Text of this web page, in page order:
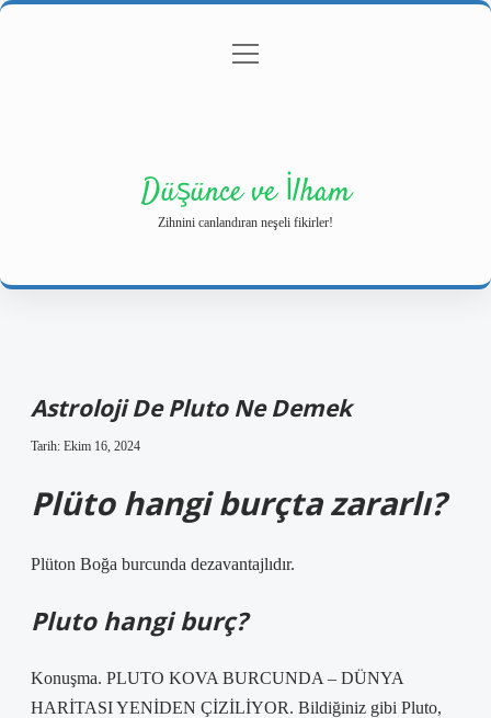
Gizlilik Politikası
menüyü
Düşünce ve İlham
Zihnini canlandıran neşeli fikirler!
Astroloji De Pluto Ne Demek
Tarih: Ekim 16, 2024
Plüto hangi burçta zararlı?
Plüton Boğa burcunda dezavantajlıdır.
Pluto hangi burç?
Konuşma. PLUTO KOVA BURCUNDA – DÜNYA
HARİTASI YENİDEN ÇİZİLİYOR. Bildiğiniz gibi Pluto,